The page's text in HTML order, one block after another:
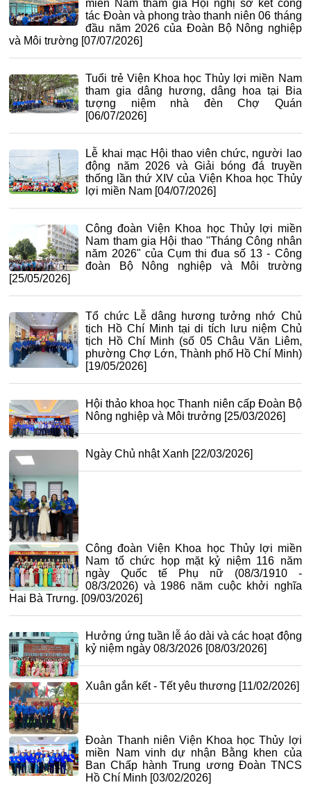
miền Nam tham gia Hội nghị sơ kết công
tác Đoàn và phong trào thanh niên 06 tháng
đầu năm 2026 của Đoàn Bộ Nông nghiệp
và Môi trường [07/07/2026]
Tuổi trẻ Viện Khoa học Thủy lợi miền Nam
tham gia dâng hương, dâng hoa tại Bia
tượng niệm nhà đèn Chợ Quán
[06/07/2026]
Lễ khai mạc Hội thao viên chức, người lao
động năm 2026 và Giải bóng đá truyền
thống lần thứ XIV của Viện Khoa học Thủy
lợi miền Nam [04/07/2026]
Công đoàn Viện Khoa học Thủy lợi miền
Nam tham gia Hội thao "Tháng Công nhân
năm 2026" của Cụm thi đua số 13 - Công
đoàn Bộ Nông nghiệp và Môi trường
[25/05/2026]
Tổ chức Lễ dâng hương tưởng nhớ Chủ
tịch Hồ Chí Minh tại di tích lưu niệm Chủ
tịch Hồ Chí Minh (số 05 Châu Văn Liêm,
phường Chợ Lớn, Thành phố Hồ Chí Minh)
[19/05/2026]
Hội thảo khoa học Thanh niên cấp Đoàn Bộ
Nông nghiệp và Môi trưởng [25/03/2026]
Ngày Chủ nhật Xanh [22/03/2026]
Công đoàn Viện Khoa học Thủy lợi miền
Nam tổ chức họp mặt kỷ niệm 116 năm
ngày Quốc tế Phụ nữ (08/3/1910 -
08/3/2026) và 1986 năm cuộc khởi nghĩa
Hai Bà Trưng. [09/03/2026]
Hưởng ứng tuần lễ áo dài và các hoạt động
kỷ niệm ngày 08/3/2026 [08/03/2026]
Xuân gắn kết - Tết yêu thương [11/02/2026]
Đoàn Thanh niên Viện Khoa học Thủy lợi
miền Nam vinh dự nhận Bằng khen của
Ban Chấp hành Trung ương Đoàn TNCS
Hồ Chí Minh [03/02/2026]